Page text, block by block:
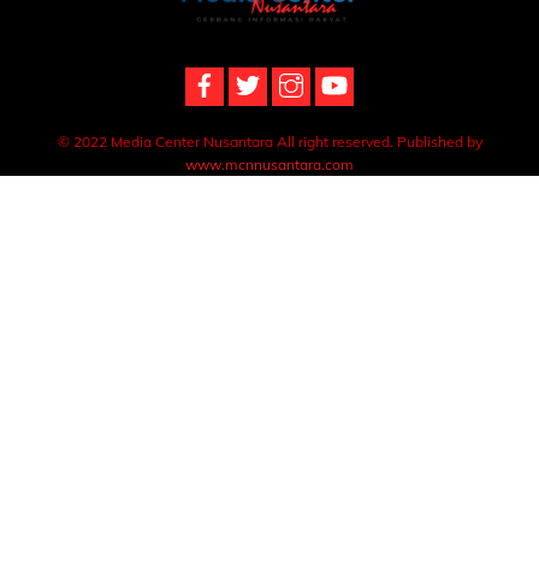
To
© 2022 Media Center Nusantara All right reserved. Published by
www.mcnnusantara.com